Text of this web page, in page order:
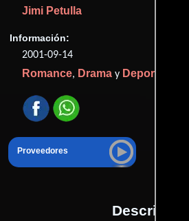
Jimi Petulla
Información:
2001-09-14
Romance, Drama y Deporte
Proveedores
Descripción